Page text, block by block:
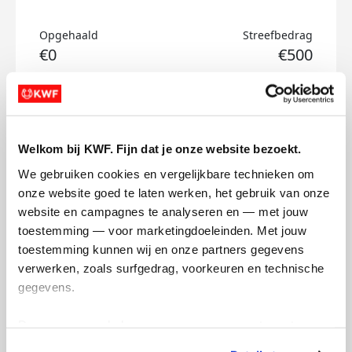
Welkom bij KWF. Fijn dat je onze website bezoekt.
We gebruiken cookies en vergelijkbare technieken om
onze website goed te laten werken, het gebruik van onze
website en campagnes te analyseren en — met jouw
toestemming — voor marketingdoeleinden. Met jouw
toestemming kunnen wij en onze partners gegevens
verwerken, zoals surfgedrag, voorkeuren en technische
gegevens.
Opgehaald
€0
Streefbedrag
€500
Doneer
Kynan's badges